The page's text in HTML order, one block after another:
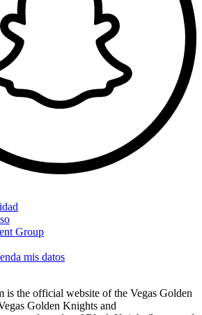
Group
mis datos
is the official website of the Vegas Golden
Golden Knights and